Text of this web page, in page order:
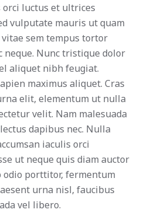
luctus et ultrices
vulputate mauris ut quam
sem tempus tortor
neque. Nunc tristique dolor
aliquet nibh feugiat.
maximus aliquet. Cras
elit, elementum ut nulla
velit. Nam malesuada
dapibus nec. Nulla
iaculis orci
ut neque quis diam auctor
odio porttitor, fermentum
urna nisl, faucibus
vel libero.